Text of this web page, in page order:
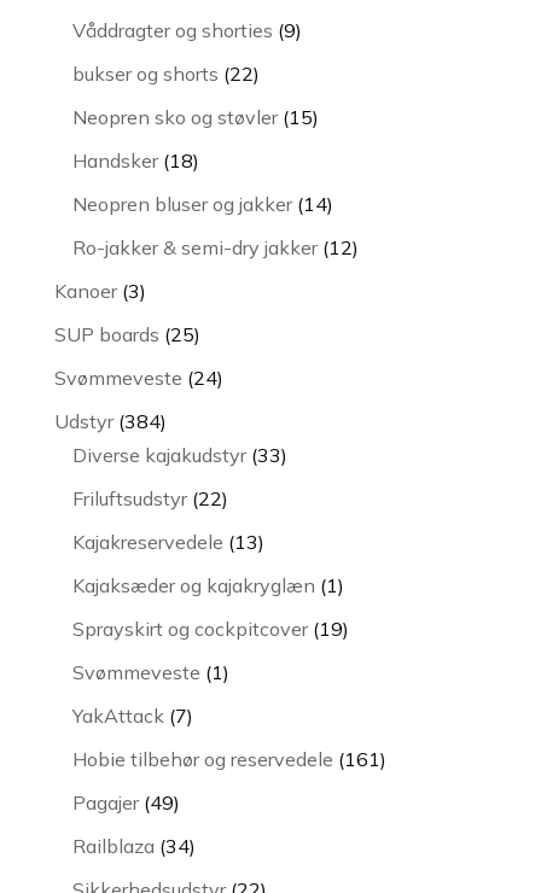
Våddragter og shorties 99
bukser og shorts 2222
varer
Neopren sko og støvler 1515
Handsker 1818
Neopren bluser og jakker 1414
varer
Ro-jakker & semi-dry jakker 1212
Kanoer 33
varer
SUP boards 2525
varer
Svømmeveste 2424
Udstyr 384384
varer
Diverse kajakudstyr 3333
Friluftsudstyr 2222
varer
Kajakreservedele 1313
varer
Kajaksæder og kajakryglæn 11
vare
Sprayskirt og cockpitcover 1919
Svømmeveste 11
YakAttack 77
Hobie tilbehør og reservedele 161161
Pagajer 4949
varer
Railblaza 3434
varer